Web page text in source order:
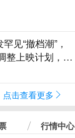
见“撤档潮”，
整上映计划，影
啥认为换个时
点击查看更多
行情中心